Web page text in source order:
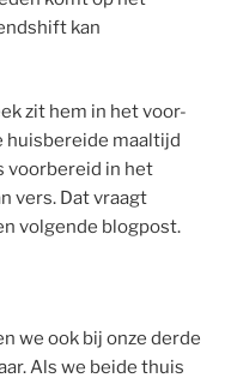
kan
zit hem in het voor-
huisbereide maaltijd
voorbereid in het
vers. Dat vraagt
volgende blogpost.
we ook bij onze derde
Als we beide thuis